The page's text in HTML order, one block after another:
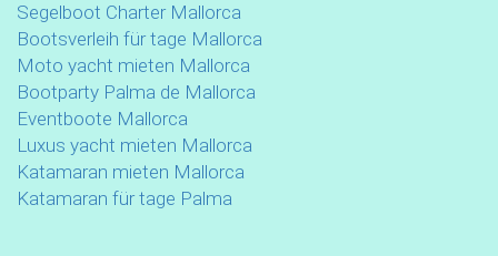
Segelboot Charter Mallorca
Bootsverleih für tage Mallorca
Moto yacht mieten Mallorca
Bootparty Palma de Mallorca
Eventboote Mallorca
Luxus yacht mieten Mallorca
Katamaran mieten Mallorca
Katamaran für tage Palma